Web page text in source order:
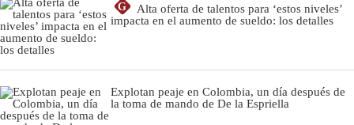
G
Alta oferta de talentos para ‘estos niveles’
impacta en el aumento de sueldo: los detalles
Explotan peaje en Colombia, un día después de
la toma de mando de De la Espriella